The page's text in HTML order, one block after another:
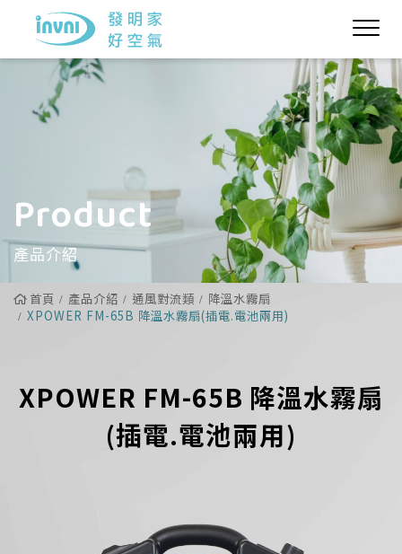
Product
產品介紹
首頁 產品介紹 通風對流類
降溫水霧扇
XPOWER FM-65B 降溫水霧扇(插電.電池兩用)
XPOWER FM-65B 降溫水霧扇
(插電.電池兩用)